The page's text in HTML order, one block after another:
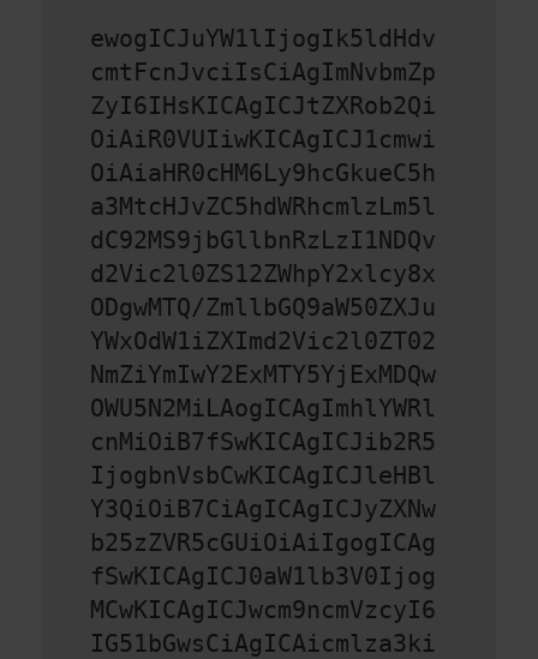
ewogICJuYW1lIjogIk5ldHdv
cmtFcnJvciIsCiAgImNvbmZp
ZyI6IHsKICAgICJtZXRob2Qi
OiAiR0VUIiwKICAgICJ1cmwi
OiAiaHR0cHM6Ly9hcGkueC5h
a3MtcHJvZC5hdWRhcmlzLm5l
dC92MS9jbGllbnRzLzI1NDQv
d2Vic2l0ZS12ZWhpY2xlcy8x
ODgwMTQ/ZmllbGQ9aW50ZXJu
YWxOdW1iZXImd2Vic2l0ZT02
NmZiYmIwY2ExMTY5YjExMDQw
OWU5N2MiLAogICAgImhlYWRl
cnMiOiB7fSwKICAgICJib2R5
IjogbnVsbCwKICAgICJleHBl
Y3QiOiB7CiAgICAgICJyZXNw
b25zZVR5cGUiOiAiIgogICAg
fSwKICAgICJ0aW1lb3V0Ijog
MCwKICAgICJwcm9ncmVzcyI6
IG51bGwsCiAgICAicmlza3ki